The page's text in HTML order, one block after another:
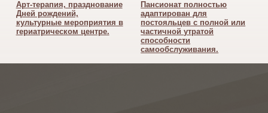
УСЛОВИЯ РАЗМЕЩЕНИЯ
КОМФОРТ
НАШИ ПАНСИОНАТЫ
о компании
о поставщике